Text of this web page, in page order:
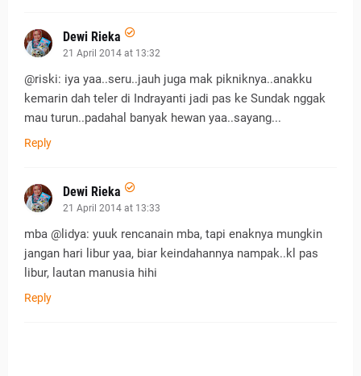
Dewi Rieka
21 April 2014 at 13:32
@riski: iya yaa..seru..jauh juga mak pikniknya..anakku
kemarin dah teler di Indrayanti jadi pas ke Sundak nggak
mau turun..padahal banyak hewan yaa..sayang...
Reply
Dewi Rieka
21 April 2014 at 13:33
mba @lidya: yuuk rencanain mba, tapi enaknya mungkin
jangan hari libur yaa, biar keindahannya nampak..kl pas
libur, lautan manusia hihi
Reply